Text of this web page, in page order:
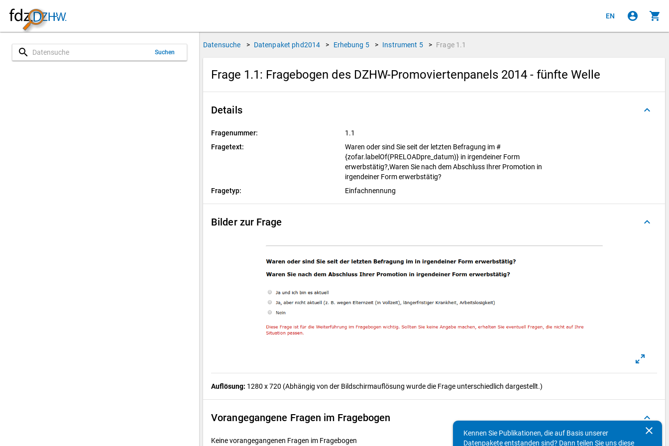
EN account_circle shopping_cart
search Suchen
Datensuche > Datenpaket phd2014 > Erhebung 5 > Instrument 5 > Frage 1.1
Frage 1.1: Fragebogen des DZHW-Promoviertenpanels 2014 - fünfte Welle
Details keyboard_arrow_up
Fragenummer:
1.1
Fragetext:
Waren oder sind Sie seit der letzten Befragung im #
{zofar.labelOf(PRELOADpre_datum)} in irgendeiner Form
erwerbstätig?,Waren Sie nach dem Abschluss Ihrer Promotion in
irgendeiner Form erwerbstätig?
Fragetyp:
Einfachnennung
Bilder zur Frage keyboard_arrow_up
Auflösung: 1280 x 720 (Abhängig von der Bildschirmauflösung wurde die Frage unterschiedlich dargestellt.)
Vorangegangene Fragen im Fragebogen keyboard_arrow_up
Keine vorangegangenen Fragen im Fragebogen
clear
Kennen Sie Publikationen, die auf Basis unserer
Datenpakete entstanden sind? Dann teilen Sie uns diese